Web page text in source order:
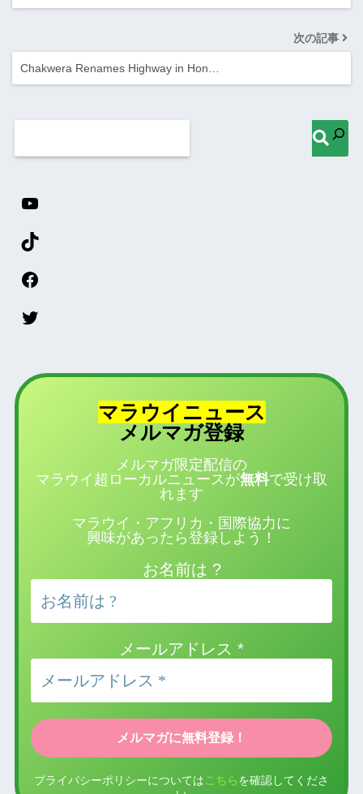
次の記事
Chakwera Renames Highway in Hon…
マラウイニュース
メルマガ登録
メルマガ限定配信の
マラウイ超ローカルニュースが無料で受け取
れます
マラウイ・アフリカ・国際協力に
興味があったら登録しよう！
お名前は ?
メールアドレス *
プライバシーポリシーについては こちら を確認してくださ